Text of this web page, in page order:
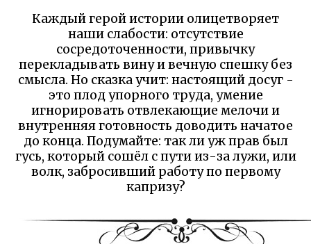
Каждый герой истории олицетворяет
наши слабости: отсутствие
сосредоточенности, привычку
перекладывать вину и вечную спешку без
смысла. Но сказка учит: настоящий досуг -
это плод упорного труда, умение
игнорировать отвлекающие мелочи и
внутренняя готовность доводить начатое
до конца. Подумайте: так ли уж прав был
гусь, который сошёл с пути из-за лужи, или
волк, забросивший работу по первому
капризу?